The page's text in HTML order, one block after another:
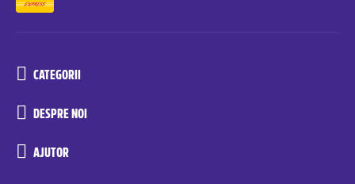
CATEGORII
DESPRE NOI
AJUTOR